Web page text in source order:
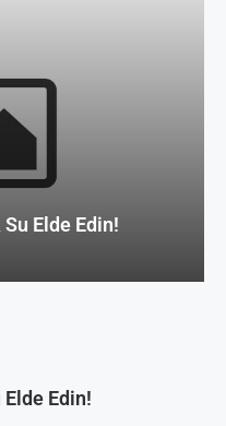
Edin!
Elde Edin!